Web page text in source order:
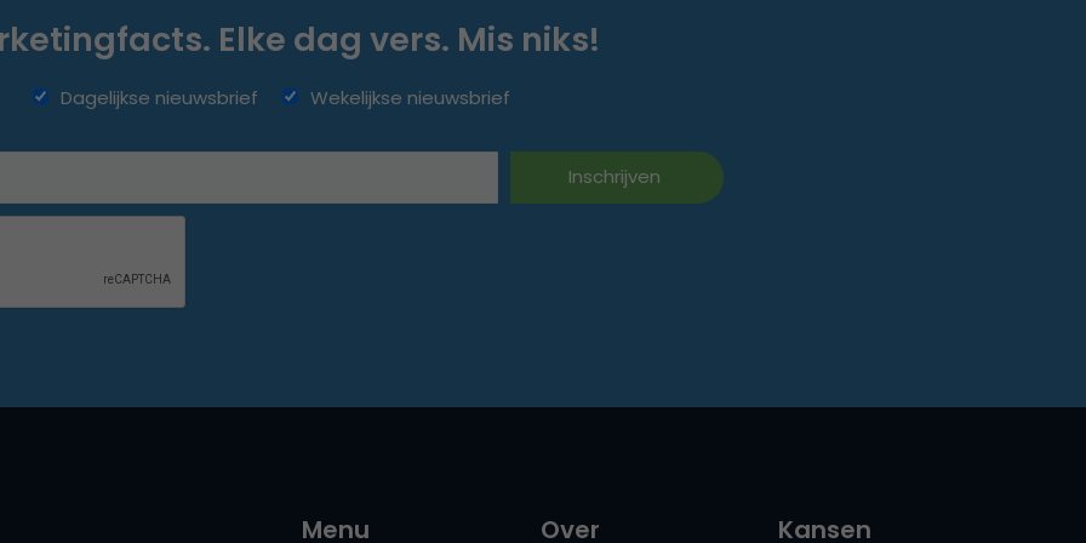
Elke dag vers. Mis niks!
Dagelijkse nieuwsbrief Wekelijkse nieuwsbrief
Menu Over Kansen